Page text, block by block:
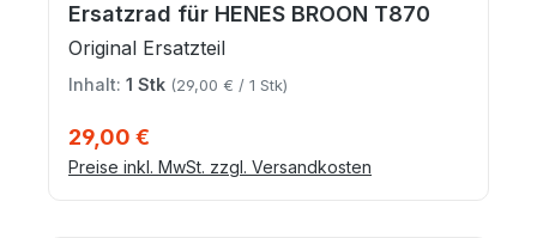
Ersatzrad für HENES BROON T870
Original Ersatzteil
Inhalt: 1 Stk (29,00 € / 1 Stk)
29,00 €
Preise inkl. MwSt. zzgl. Versandkosten